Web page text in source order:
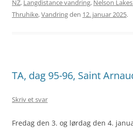
NZ, Langdistance vandring, Nelson
Thruhike,Vandringden 12. januar 2025.
TA, dag 95-96, Saint
Skriv et svar
Fredag den 3. og lørdag den 4.